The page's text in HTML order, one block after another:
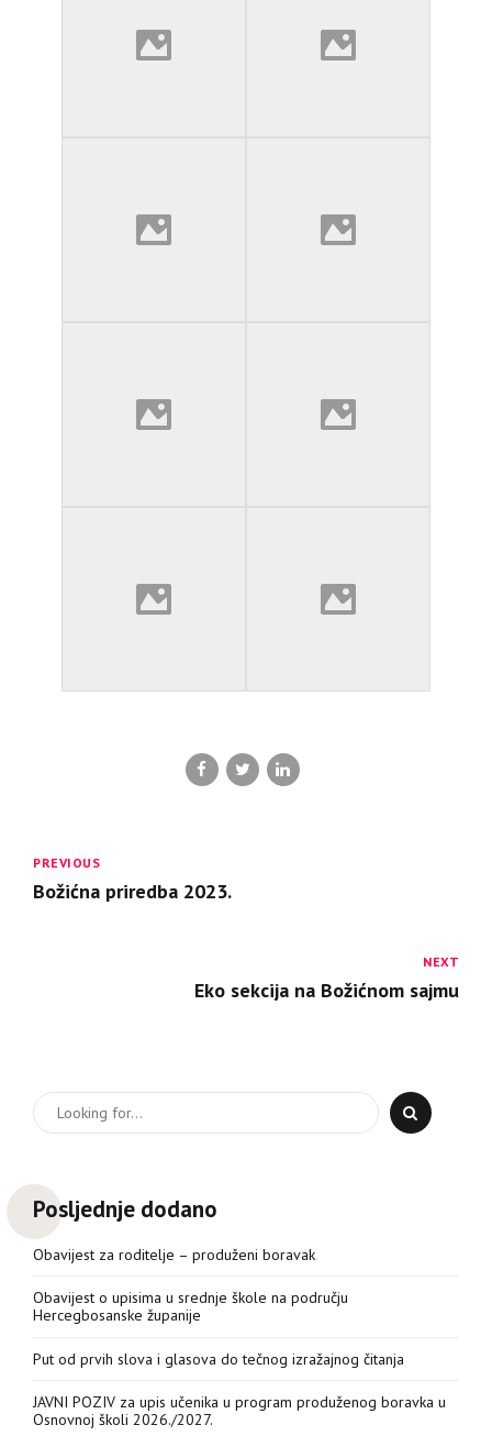
PREVIOUS
Božićna priredba 2023.
NEXT
Eko sekcija na Božićnom sajmu
Posljednje dodano
Obavijest za roditelje – produženi boravak
Obavijest o upisima u srednje škole na području
Hercegbosanske županije
Put od prvih slova i glasova do tečnog izražajnog čitanja
JAVNI POZIV za upis učenika u program produženog boravka u
Osnovnoj školi 2026./2027.